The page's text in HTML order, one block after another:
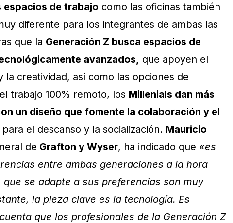
espacios de trabajo como las oficinas también
diferente para los integrantes de ambas las
que la Generación Z busca espacios de
avanzados, que apoyen el
la creatividad, así como las opciones de
trabajo 100% remoto, los Millenials dan más
un diseño que fomente la colaboración y el
el descanso y la socialización. Mauricio
de Grafton y Wyser, ha indicado que «es
entre ambas generaciones a la hora
se adapte a sus preferencias son muy
la pieza clave es la tecnología. Es
que los profesionales de la Generación Z